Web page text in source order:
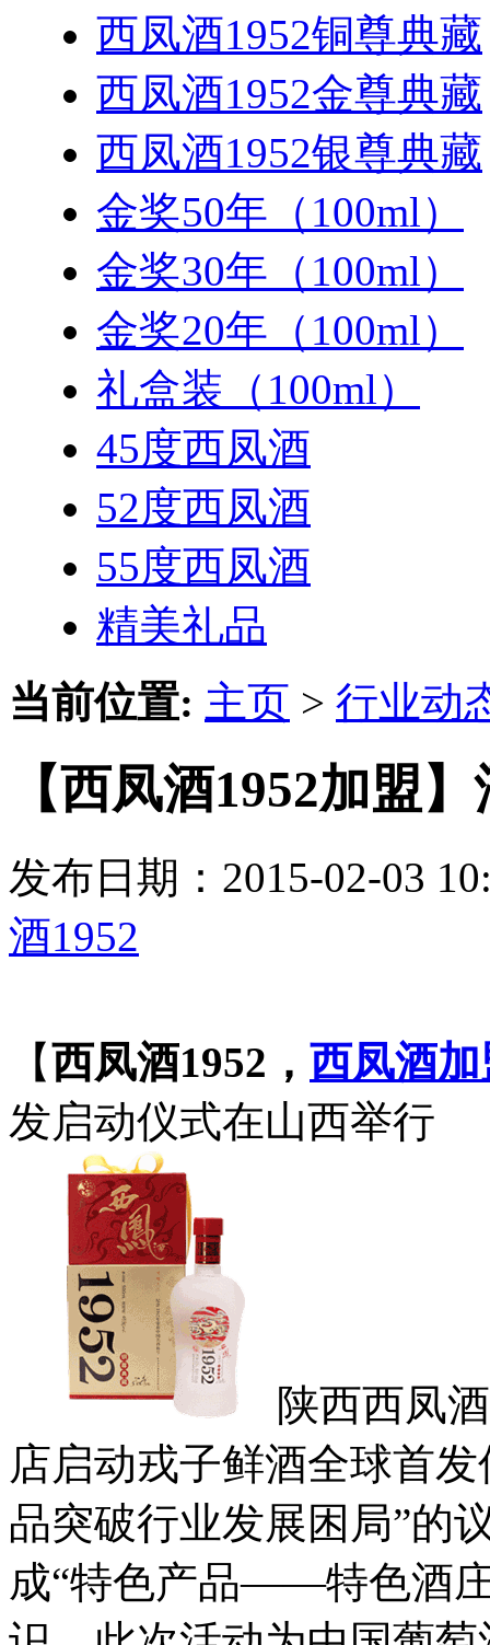
西凤酒1952铜尊典藏
西凤酒1952金尊典藏
西凤酒1952银尊典藏
金奖50年（100ml）
金奖30年（100ml）
金奖20年（100ml）
礼盒装（100ml）
45度西凤酒
52度西凤酒
55度西凤酒
精美礼品
当前位置: 主页 > 行业动
【西凤酒1952加盟
发布日期：2015-02-03
酒1952
【西凤酒1952， 西凤酒加
发启动仪式在山西举行
陕西西凤
店启动戎子鲜酒全球首
品突破行业发展困局”的
成“特色产品——特色酒